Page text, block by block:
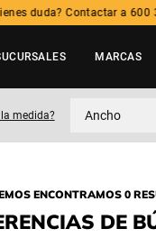
Tienes duda?
MARCAS
medida? Ancho
ENCONTRAMOS 0
DE
BUSCADOS